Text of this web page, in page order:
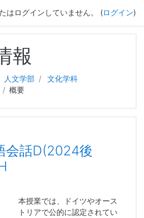
はログインしていません。 (ログイン)
報
人文学部
文化学科
概要
会話D(2024後
本授業では、ドイツやオース
トリアで公的に認定されてい